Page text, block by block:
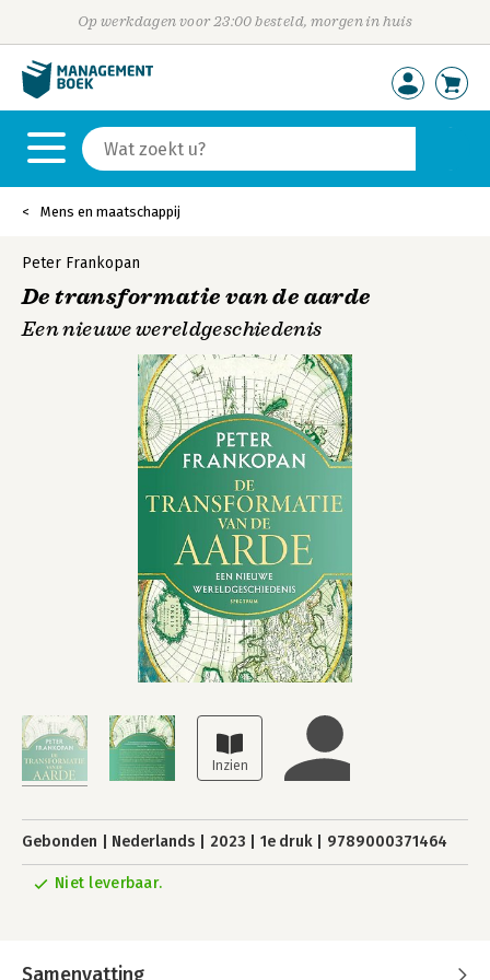
Op werkdagen voor 23:00 besteld, morgen in huis
Mens en maatschappij
Peter Frankopan
De transformatie van de aarde
Een nieuwe wereldgeschiedenis
Gebonden Nederlands 2023 1e druk 9789000371464
Niet leverbaar.
Samenvatting